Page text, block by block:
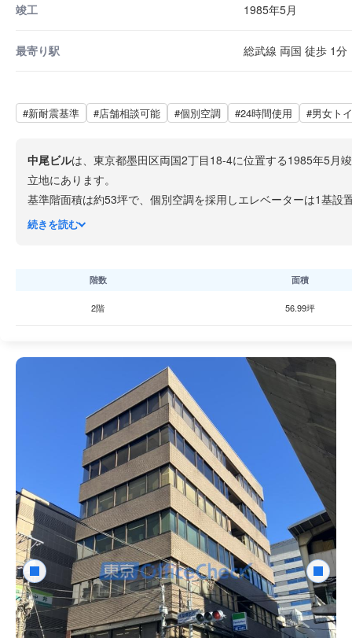
竣工 1985年5月
最寄り駅 総武線 両国 徒歩 1分
#新耐震基準 #店舗相談可能 #個別空調 #24時間使用 #男女ト
中尾ビルは、東京都墨田区両国2丁目18-4に位置する1985年5月
立地にあります。
基準階面積は約53坪で、個別空調を採用しエレベーターは1基
ーが設けられています。
続きを読む
階数 面積
2階 56.99坪